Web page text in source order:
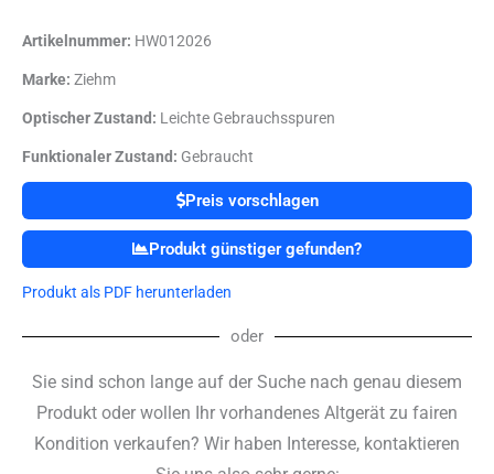
Artikelnummer: HW012026
Marke: Ziehm
Optischer Zustand: Leichte Gebrauchsspuren
Funktionaler Zustand: Gebraucht
Preis vorschlagen
Produkt günstiger gefunden?
Produkt als PDF herunterladen
oder
Sie sind schon lange auf der Suche nach genau diesem
Produkt oder wollen Ihr vorhandenes Altgerät zu fairen
Kondition verkaufen? Wir haben Interesse, kontaktieren